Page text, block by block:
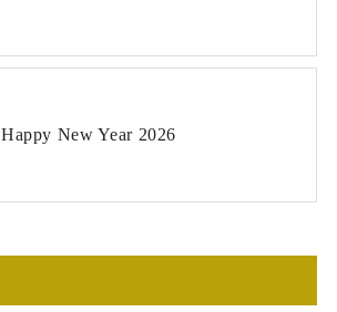
Happy New Year 2026